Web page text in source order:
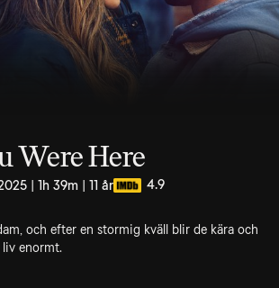
Were Here
| 1h 39m | 11 år 4.9
och efter en stormig kväll blir de kära och
liv enormt.